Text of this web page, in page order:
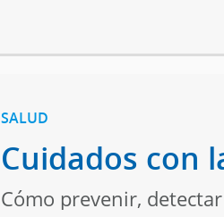
SALUD
Cuidados con
Cómo prevenir,